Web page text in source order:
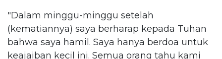
"Dalam minggu-minggu setelah
(kematiannya) saya berharap kepada Tuhan
bahwa saya hamil. Saya hanya berdoa untuk
keajaiban kecil ini. Semua orang tahu kami